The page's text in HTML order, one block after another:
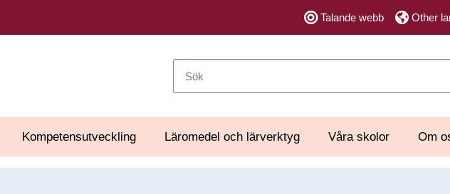
Talande webb Other
Kompetensutveckling Läromedel och lärverktyg Våra skolor Om